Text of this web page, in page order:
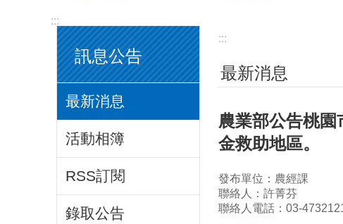
:::
訊息公告
最新消息
活動相簿
RSS訂閱
錄取公告
:::
最新消息
農業部公告桃
金救助地區。
發布單位：農經課
聯絡人：許菁芬
聯絡人電話：03-